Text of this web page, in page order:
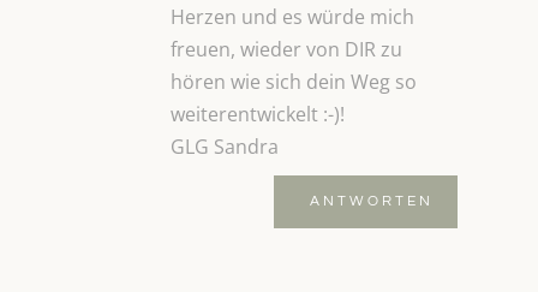
Herzen und es würde mich
freuen, wieder von DIR zu
hören wie sich dein Weg so
weiterentwickelt :-)!
GLG Sandra
ANTWORTEN